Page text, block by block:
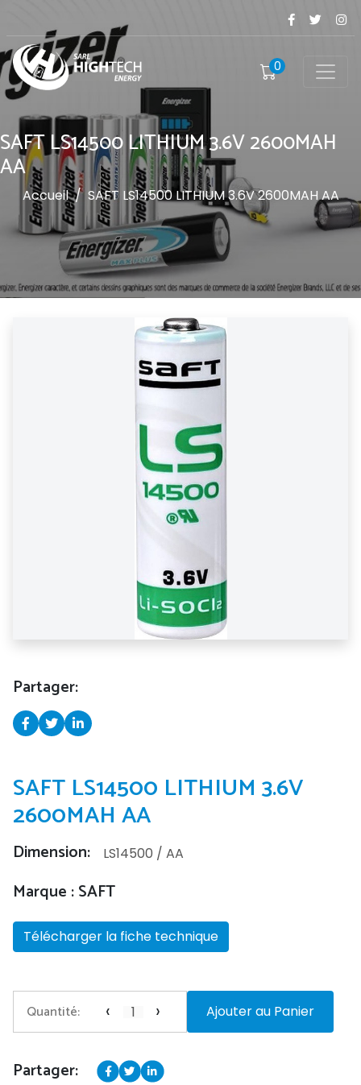
0
SAFT LS14500 LITHIUM 3.6V 2600MAH
AA
Accueil / SAFT LS14500 LITHIUM 3.6V 2600MAH AA
Partager:
SAFT LS14500 LITHIUM 3.6V
2600MAH AA
Dimension: LS14500 / AA
Marque : SAFT
Télécharger la fiche technique
Quantité: ‹ › Ajouter au Panier
Partager: